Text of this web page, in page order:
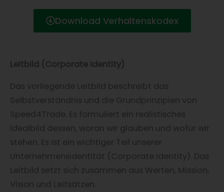
Download Verhaltenskodex
Leitbild (Corporate Identity)
Das vorliegende Leitbild beschreibt das
Selbstverständnis und die Grundprinzipien von
Speed4Trade. Es formuliert ein realistisches
Idealbild dessen, woran wir glauben und wofür wir
stehen. Es ist ein wichtiger Teil unserer
Unternehmensidentität (Corporate Identity). Das
Leitbild setzt sich zusammen aus Werten, Mission,
Vision und Leitsätzen.